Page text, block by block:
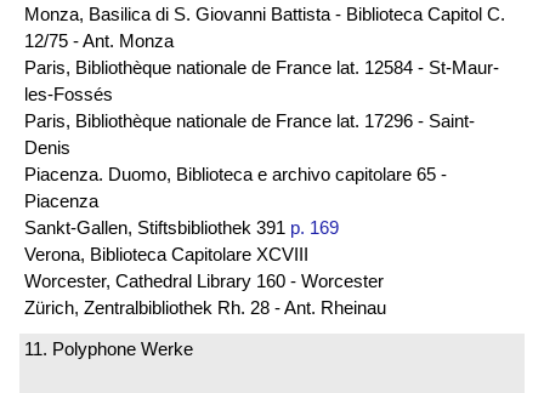
Monza, Basilica di S. Giovanni Battista - Biblioteca Capitol C.
12/75 - Ant. Monza
Paris, Bibliothèque nationale de France lat. 12584 - St-Maur-
les-Fossés
Paris, Bibliothèque nationale de France lat. 17296 - Saint-
Denis
Piacenza. Duomo, Biblioteca e archivo capitolare 65 -
Piacenza
Sankt-Gallen, Stiftsbibliothek 391 p. 169
Verona, Biblioteca Capitolare XCVIII
Worcester, Cathedral Library 160 - Worcester
Zürich, Zentralbibliothek Rh. 28 - Ant. Rheinau
11. Polyphone Werke